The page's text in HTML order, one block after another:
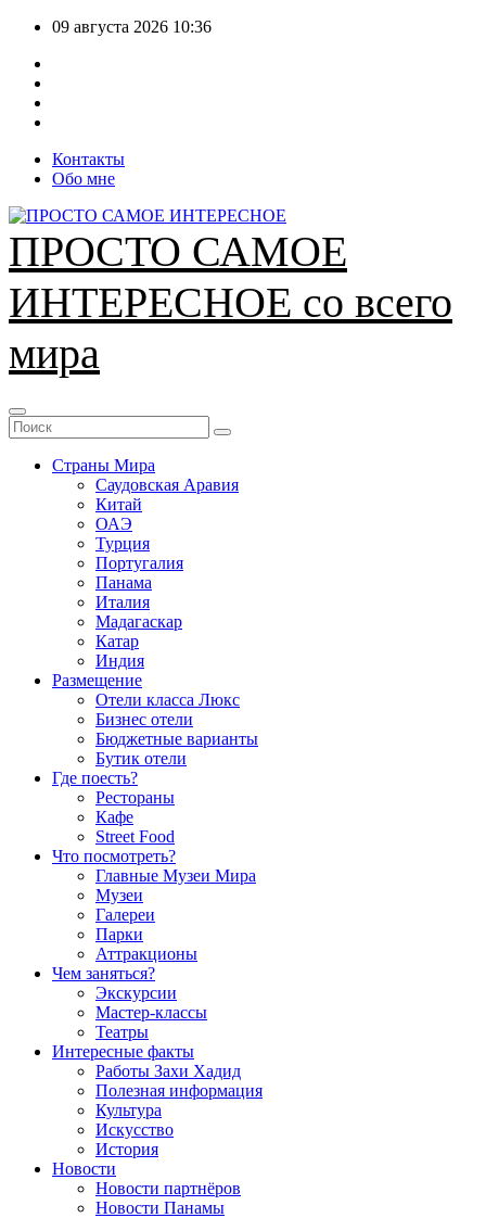
Перейти
содержимому
09 августа 2026 10:36
Контакты
Обо мне
ПРОСТО САМОЕ
ИНТЕРЕСНОЕ со всего
мира
Страны Мира
Саудовская Аравия
Китай
ОАЭ
Турция
Португалия
Панама
Италия
Мадагаскар
Катар
Индия
Размещение
Отели класса Люкс
Бизнес отели
Бюджетные варианты
Бутик отели
Где поесть?
Рестораны
Кафе
Street Food
Что посмотреть?
Главные Музеи Мира
Музеи
Галереи
Парки
Аттракционы
Чем заняться?
Экскурсии
Мастер-классы
Театры
Интересные факты
Работы Захи Хадид
Полезная информация
Культура
Искусство
История
Новости
Новости партнёров
Новости Панамы